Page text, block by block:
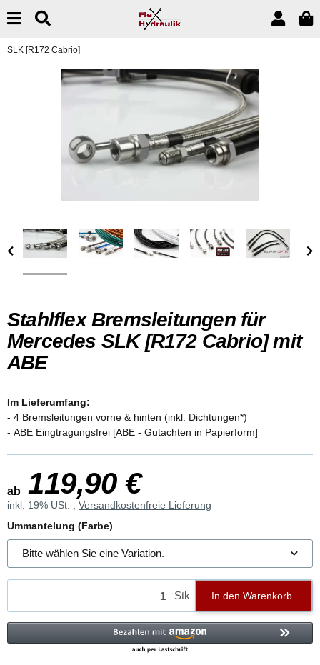
SLK [R172 Cabrio]
Stahlflex Bremsleitungen für
Mercedes SLK [R172 Cabrio] mit
ABE
Im Lieferumfang:
- 4 Bremsleitungen vorne & hinten (inkl. Dichtungen*)
- ABE Eingtragungsfrei [ABE - Gutachten in Papierform]
ab 119,90 €
inkl. 19% USt. , Versandkostenfreie Lieferung
Ummantelung (Farbe)
Bitte wählen Sie eine Variation.
Stk In den Warenkorb